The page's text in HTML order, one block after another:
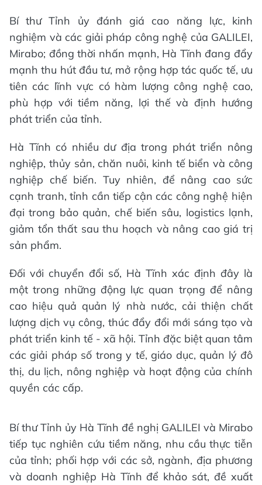
Bí thư Tỉnh ủy đánh giá cao năng lực, kinh
nghiệm và các giải pháp công nghệ của GALILEI,
Mirabo; đồng thời nhấn mạnh, Hà Tĩnh đang đẩy
mạnh thu hút đầu tư, mở rộng hợp tác quốc tế, ưu
tiên các lĩnh vực có hàm lượng công nghệ cao,
phù hợp với tiềm năng, lợi thế và định hướng
phát triển của tỉnh.
Hà Tĩnh có nhiều dư địa trong phát triển nông
nghiệp, thủy sản, chăn nuôi, kinh tế biển và công
nghiệp chế biến. Tuy nhiên, để nâng cao sức
cạnh tranh, tỉnh cần tiếp cận các công nghệ hiện
đại trong bảo quản, chế biến sâu, logistics lạnh,
giảm tổn thất sau thu hoạch và nâng cao giá trị
sản phẩm.
Đối với chuyển đổi số, Hà Tĩnh xác định đây là
một trong những động lực quan trọng để nâng
cao hiệu quả quản lý nhà nước, cải thiện chất
lượng dịch vụ công, thúc đẩy đổi mới sáng tạo và
phát triển kinh tế - xã hội. Tỉnh đặc biệt quan tâm
các giải pháp số trong y tế, giáo dục, quản lý đô
thị, du lịch, nông nghiệp và hoạt động của chính
quyền các cấp.
Bí thư Tỉnh ủy Hà Tĩnh đề nghị GALILEI và Mirabo
tiếp tục nghiên cứu tiềm năng, nhu cầu thực tiễn
của tỉnh; phối hợp với các sở, ngành, địa phương
và doanh nghiệp Hà Tĩnh để khảo sát, đề xuất